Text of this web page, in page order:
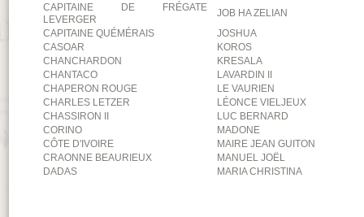
CAPITAINE DE FRÉGATE
LEVERGER
JOB HA ZELIAN
CAPITAINE QUÉMÉRAIS
JOSHUA
CASOAR
KOROS
CHANCHARDON
KRESALA
CHANTACO
LAVARDIN II
CHAPERON ROUGE
LE VAURIEN
CHARLES LETZER
LÉONCE VIELJEUX
CHASSIRON II
LUC BERNARD
CORINO
MADONE
CÔTE D'IVOIRE
MAIRE JEAN GUITON
CRAONNE BEAURIEUX
MANUEL JOËL
DADAS
MARIA CHRISTINA